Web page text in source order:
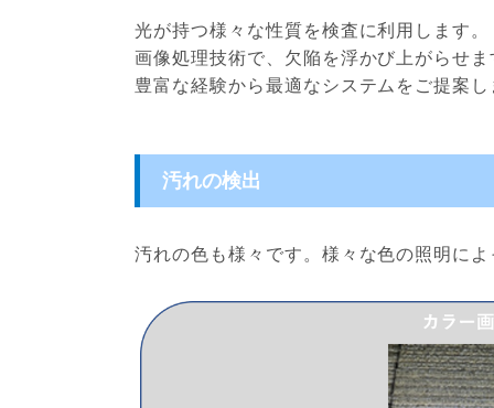
光が持つ様々な性質を検査に利用します。
画像処理技術で、欠陥を浮かび上がらせ
豊富な経験から最適なシステムをご提案
汚れの検出
汚れの色も様々です。様々な色の照明に